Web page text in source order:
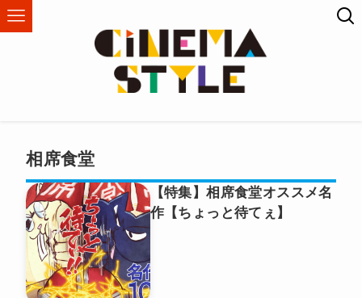
相席食堂
【特集】相席食堂オススメ名
作【ちょっと待てぇ】